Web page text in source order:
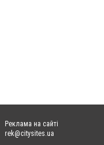
Реклама на сайті
rek@citysites.ua